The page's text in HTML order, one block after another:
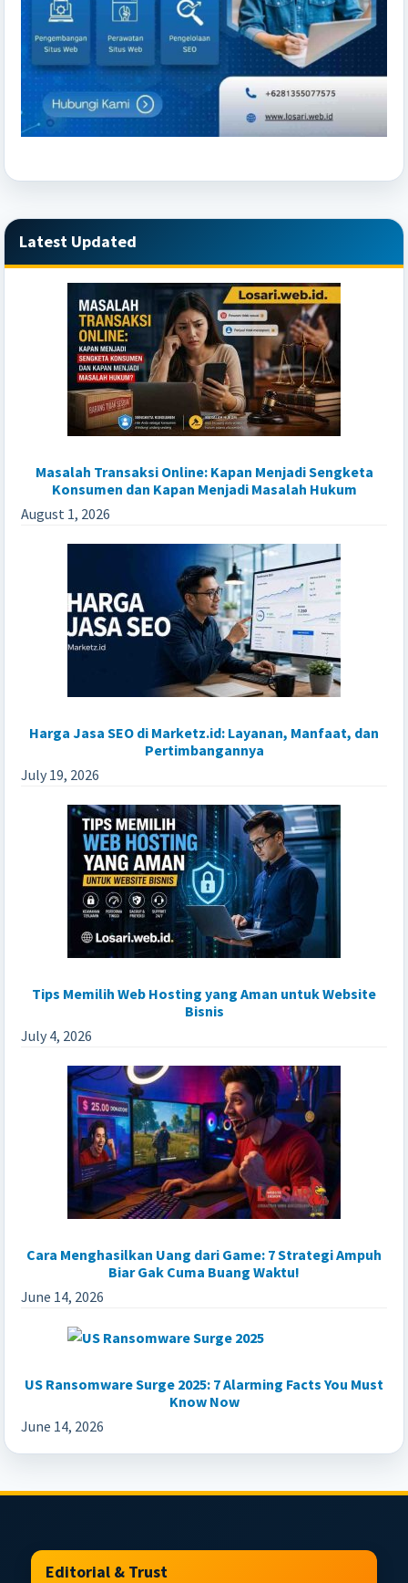
Latest Updated
Masalah Transaksi Online: Kapan Menjadi Sengketa
Konsumen dan Kapan Menjadi Masalah Hukum
August 1, 2026
Harga Jasa SEO di Marketz.id: Layanan, Manfaat, dan
Pertimbangannya
July 19, 2026
Tips Memilih Web Hosting yang Aman untuk Website
Bisnis
July 4, 2026
Cara Menghasilkan Uang dari Game: 7 Strategi Ampuh
Biar Gak Cuma Buang Waktu!
June 14, 2026
US Ransomware Surge 2025: 7 Alarming Facts You Must
Know Now
June 14, 2026
FooterEditorial & Trust